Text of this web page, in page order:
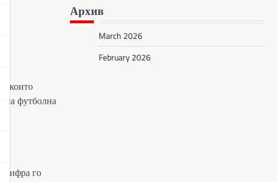
които
на футболна
цифра го
Архив
March 2026
February 2026